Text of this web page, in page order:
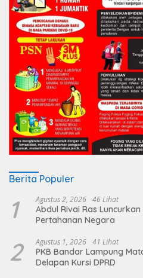
Berita Populer
1 Agustus 2, 2026 46 Lihat
Abdul Rivai Ras
Pertahanan Negara
2 Agustus 1, 2026 41 Lihat
PKB Bandar Lampung
Delapan Kursi DPRD